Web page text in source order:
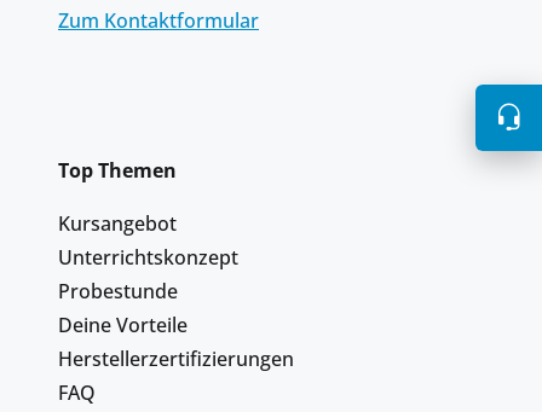
Zum Kontaktformular
Top Themen
Kursangebot
Unterrichtskonzept
Probestunde
Deine Vorteile
Herstellerzertifizierungen
FAQ